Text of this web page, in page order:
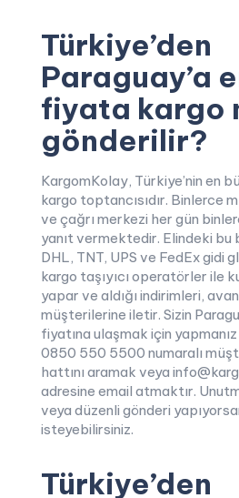
Türkiye’den
Paraguay’a
fiyata kargo
gönderilir?
KargomKolay, Türkiye’nin en
kargo toptancısıdır. Binlerce
ve çağrı merkezi her gün
yanıt vermektedir. Elindeki bu
DHL, TNT, UPS ve FedEx gidi
kargo taşıyıcı operatörler ile
yapar ve aldığı indirimleri,
müşterilerine iletir. Sizin
fiyatına ulaşmak için
0850 550 5500 numaralı
hattını aramak veya
adresine email atmaktır.
veya düzenli gönderi
isteyebilirsiniz.
Türkiye’den